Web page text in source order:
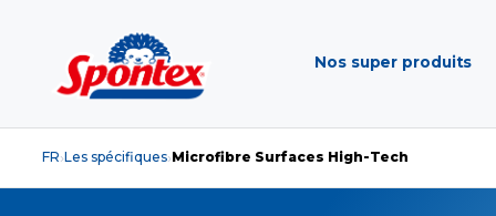
Nos super produits
FR›Les spécifiques› Microfibre Surfaces High-Tech